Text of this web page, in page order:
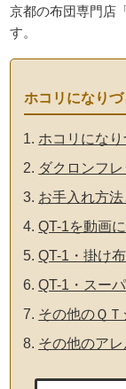
京都の布団専門店
す。
ホコリになり
ホコリにな
ダクロンフ
お手入れ方
QT-1を動画
QT-1・掛け
QT-1・スー
その他のＱ
その他のア